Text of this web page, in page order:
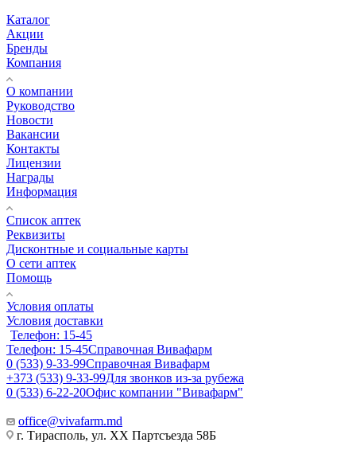
Каталог
Акции
Бренды
Компания
О компании
Руководство
Новости
Вакансии
Контакты
Лицензии
Награды
Информация
Список аптек
Реквизиты
Дисконтные и социальные карты
О сети аптек
Помощь
Условия оплаты
Условия доставки
Телефон: 15-45
Телефон: 15-45Справочная Вивафарм
0 (533) 9-33-99Справочная Вивафарм
+373 (533) 9-33-99Для звонков из-за рубежа
0 (533) 6-22-20Офис компании "Вивафарм"
office@vivafarm.md
г. Тирасполь, ул. ХХ Партсъезда 58Б